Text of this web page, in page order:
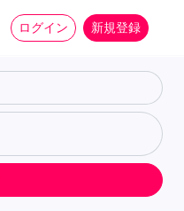
ログイン 新規登録